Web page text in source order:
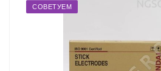
СОВЕТУЕМ